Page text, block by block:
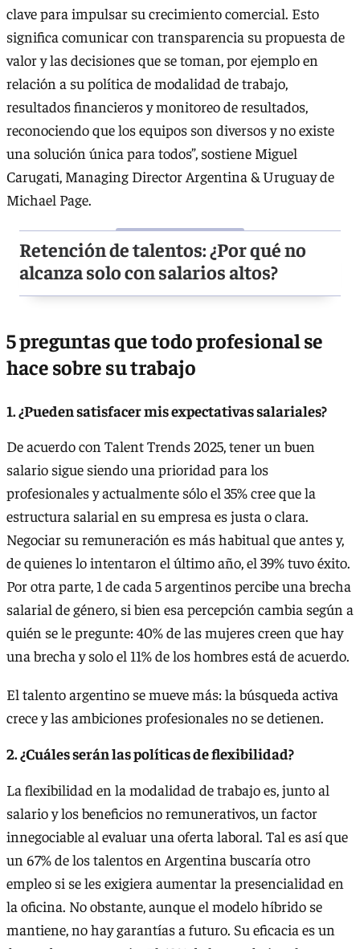
clave para impulsar su crecimiento comercial. Esto
significa comunicar con transparencia su propuesta de
valor y las decisiones que se toman, por ejemplo en
relación a su política de modalidad de trabajo,
resultados financieros y monitoreo de resultados,
reconociendo que los equipos son diversos y no existe
una solución única para todos”, sostiene Miguel
Carugati, Managing Director Argentina & Uruguay de
Michael Page.
Retención de talentos: ¿Por qué no
alcanza solo con salarios altos?
5 preguntas que todo profesional se
hace sobre su trabajo
1. ¿Pueden satisfacer mis expectativas salariales?
De acuerdo con Talent Trends 2025, tener un buen
salario sigue siendo una prioridad para los
profesionales y actualmente sólo el 35% cree que la
estructura salarial en su empresa es justa o clara.
Negociar su remuneración es más habitual que antes y,
de quienes lo intentaron el último año, el 39% tuvo éxito.
Por otra parte, 1 de cada 5 argentinos percibe una brecha
salarial de género, si bien esa percepción cambia según a
quién se le pregunte: 40% de las mujeres creen que hay
una brecha y solo el 11% de los hombres está de acuerdo.
El talento argentino se mueve más: la búsqueda activa
crece y las ambiciones profesionales no se detienen.
2. ¿Cuáles serán las políticas de flexibilidad?
La flexibilidad en la modalidad de trabajo es, junto al
salario y los beneficios no remunerativos, un factor
innegociable al evaluar una oferta laboral. Tal es así que
un 67% de los talentos en Argentina buscaría otro
empleo si se les exigiera aumentar la presencialidad en
la oficina. No obstante, aunque el modelo híbrido se
mantiene, no hay garantías a futuro. Su eficacia es un